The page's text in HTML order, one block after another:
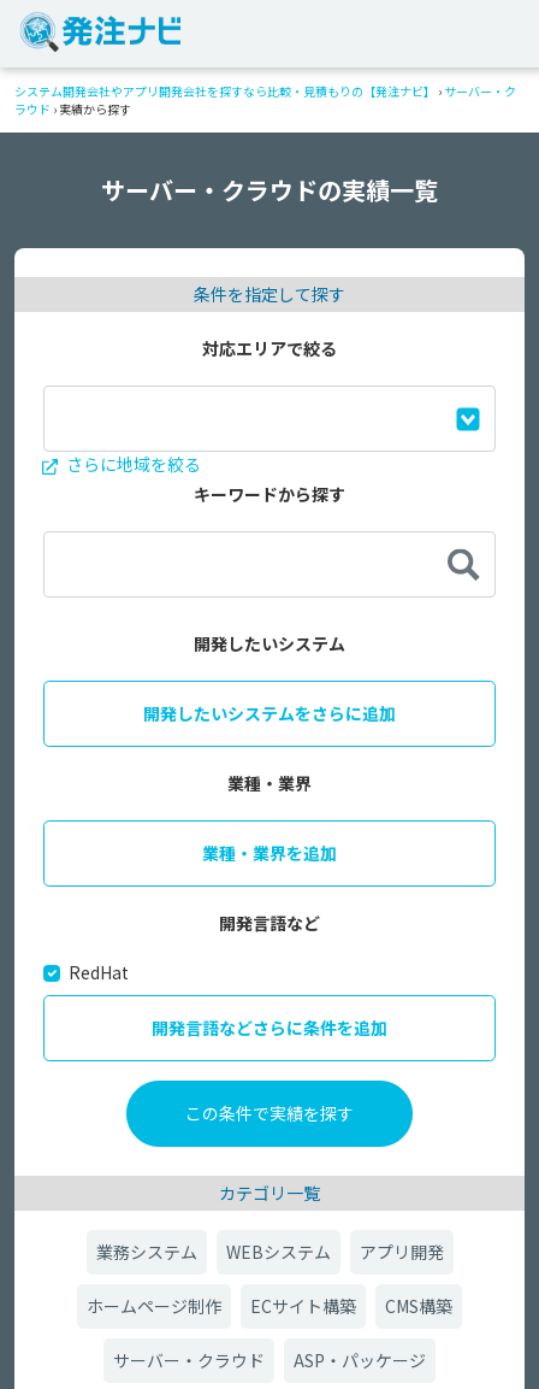
システム開発会社やアプリ開発会社を探すなら比較・見積もりの【発注ナビ】 › サーバー・ク
ラウド › 実績から探す
サーバー・クラウドの実績一覧
条件を指定して探す
対応エリアで絞る
さらに地域を絞る
キーワードから探す
開発したいシステム
開発したいシステムをさらに追加
業種・業界
業種・業界を追加
開発言語など
RedHat
開発言語などさらに条件を追加
カテゴリ一覧
業務システム WEBシステム アプリ開発
ホームページ制作 ECサイト構築 CMS構築
サーバー・クラウド ASP・パッケージ